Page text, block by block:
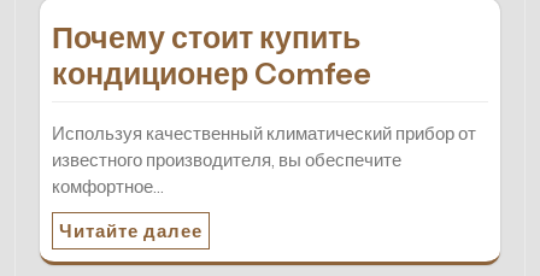
Почему стоит купить
кондиционер Comfee
Используя качественный климатический прибор от
известного производителя, вы обеспечите
комфортное…
Читайте далее